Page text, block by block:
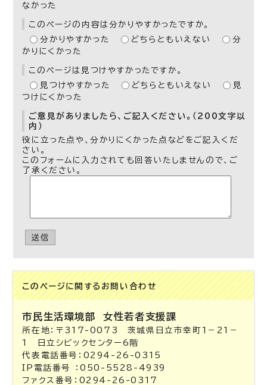
なかった
このページの内容は分かりやすかったですか。
分かりやすかった
どちらともいえない
分
かりにくかった
このページは見つけやすかったですか。
見つけやすかった
どちらともいえない
見
つけにくかった
ご意見がありましたら、ご記入ください。（200文字以
内）
役に立った点や、分かりにくかった点などをご記入くだ
さい。
このフォームに入力されても回答いたしませんので、ご
了承ください。
送信
このページに関する お問い合わせ
市民生活環境部女性若者支援課
所在地：〒317-0073 茨城県日立市幸町1－21－
1 日立シビックセンター6階
代表電話番号：0294-26-0315
IP電話番号 ：050-5528-4939
ファクス番号：0294-26-0317